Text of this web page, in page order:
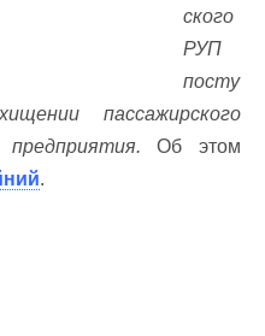
ского
РУП
посту
пассажирского
Об этом
.